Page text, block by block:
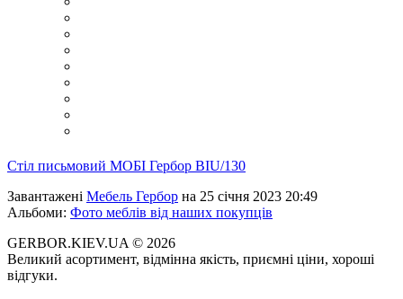
Стіл письмовий МОБІ Гербор BIU/130
Завантажені Мебель Гербор на 25 січня 2023 20:49
Альбоми: Фото меблів від наших покупців
GERBOR.KIEV.UA © 2026
Великий асортимент, відмінна якість, приємні ціни, хороші
відгуки.